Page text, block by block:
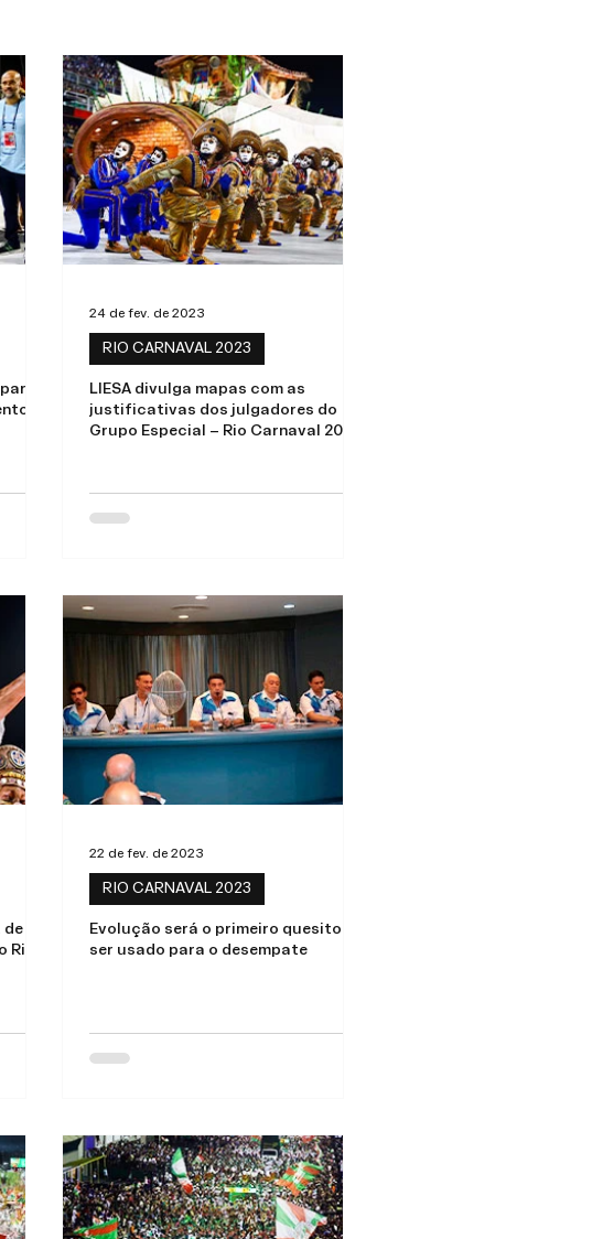
o
de
LIESA divulga mapas com as
justificativas dos julgadores do
Grupo Especial – Rio Carnaval 2023
RIO CARNAVAL 2023
24 de fev. de 2023
de
Rio
Evolução será o primeiro quesito a
ser usado para o desempate
RIO CARNAVAL 2023
22 de fev. de 2023